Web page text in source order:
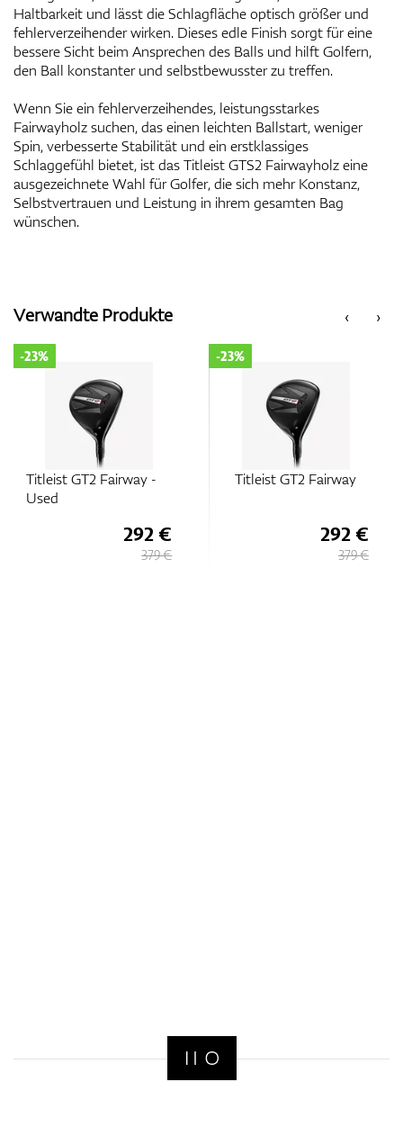
Haltbarkeit und lässt die Schlagfläche optisch größer und
fehlerverzeihender wirken. Dieses edle Finish sorgt für eine
bessere Sicht beim Ansprechen des Balls und hilft Golfern,
den Ball konstanter und selbstbewusster zu treffen.
Wenn Sie ein fehlerverzeihendes, leistungsstarkes
Fairwayholz suchen, das einen leichten Ballstart, weniger
Spin, verbesserte Stabilität und ein erstklassiges
Schlaggefühl bietet, ist das Titleist GTS2 Fairwayholz eine
ausgezeichnete Wahl für Golfer, die sich mehr Konstanz,
Selbstvertrauen und Leistung in ihrem gesamten Bag
wünschen.
‹
Verwandte Produkte ›
Titleist GT2 Fairway
-23%
292 €
379 €
Titleist GT3 Fairway
-23%
292 €
379 €